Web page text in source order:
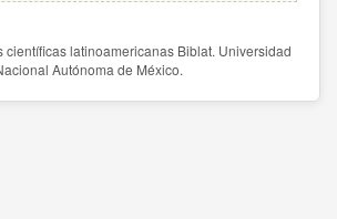
científicas latinoamericanas Biblat. Universidad
Autónoma de México.